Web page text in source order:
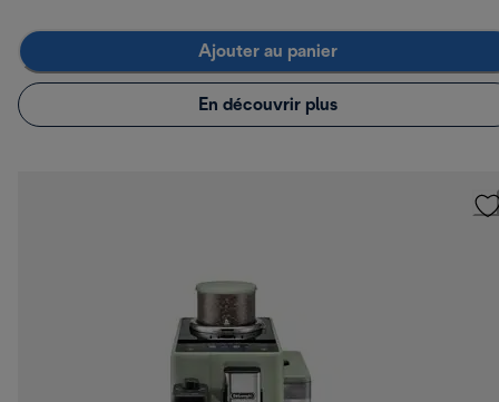
Ajouter au panier
En découvrir plus